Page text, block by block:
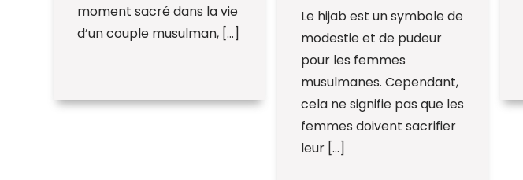
moment sacré dans la vie
d’un couple musulman, […]
Le hijab est un symbole de
modestie et de pudeur
pour les femmes
musulmanes. Cependant,
cela ne signifie pas que les
femmes doivent sacrifier
leur […]